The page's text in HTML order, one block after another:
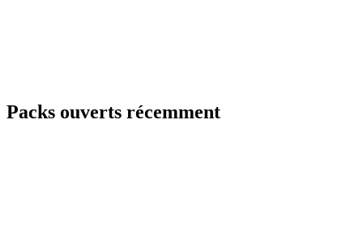
Packs ouverts récemment